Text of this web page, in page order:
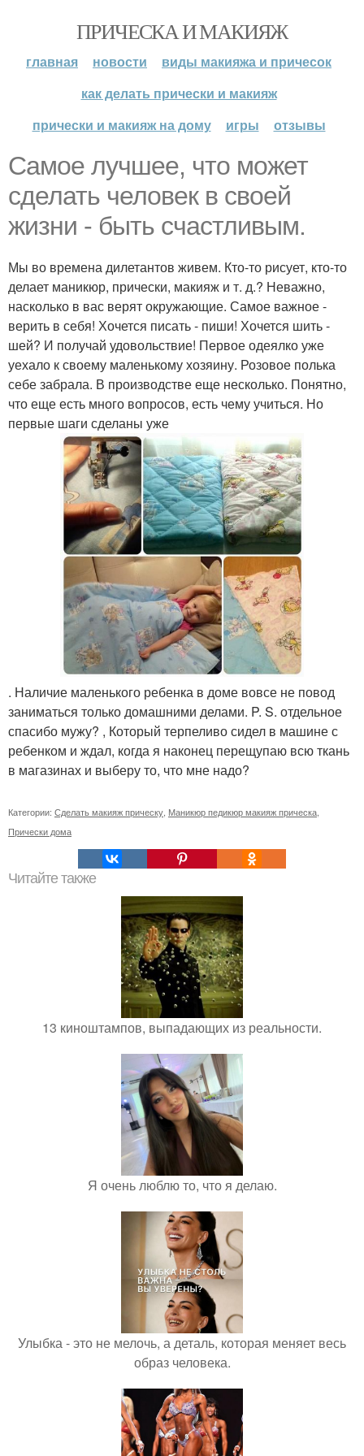
ПРИЧЕСКА И МАКИЯЖ
главная новости
виды макияжа и причесок
как делать прически и макияж
прически и макияж на дому
игры отзывы
Самое лучшее, что может
сделать человек в своей
жизни - быть счастливым.
Мы во времена дилетантов живем. Кто-то рисует, кто-то
делает маникюр, прически, макияж и т. д.? Неважно,
насколько в вас верят окружающие. Самое важное -
верить в себя! Хочется писать - пиши! Хочется шить -
шей? И получай удовольствие! Первое одеялко уже
уехало к своему маленькому хозяину. Розовое полька
себе забрала. В производстве еще несколько. Понятно,
что еще есть много вопросов, есть чему учиться. Но
первые шаги сделаны уже
. Наличие маленького ребенка в доме вовсе не повод
заниматься только домашними делами. P. S. отдельное
спасибо мужу? , Который терпеливо сидел в машине с
ребенком и ждал, когда я наконец перещупаю всю ткань
в магазинах и выберу то, что мне надо?
Категории: Сделать макияж прическу Маникюр педикюр макияж прическа
Прически дома
Читайте также
13 киноштампов, выпадающих из реальности.
Я очень люблю то, что я делаю.
Улыбка - это не мелочь, а деталь, которая меняет весь
образ человека.